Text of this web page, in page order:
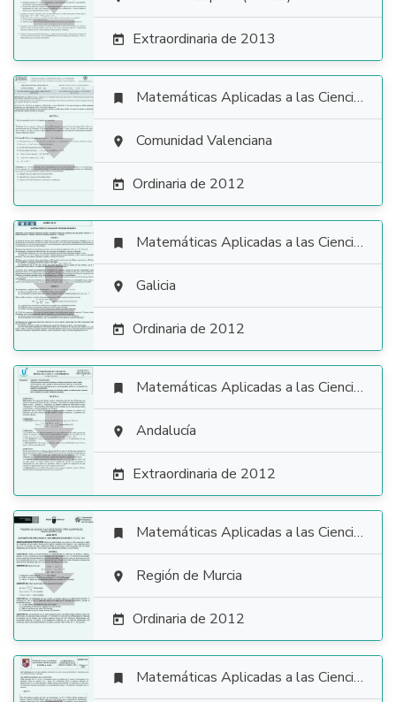
 Extraordinaria de 2013

 Matemáticas Aplicadas a las Ciencias Sociales
 Comunidad Valenciana
 Ordinaria de 2012

 Matemáticas Aplicadas a las Ciencias Sociales
 Galicia
 Ordinaria de 2012

 Matemáticas Aplicadas a las Ciencias Sociales
 Andalucía
 Extraordinaria de 2012

 Matemáticas Aplicadas a las Ciencias Sociales
 Región de Murcia
 Ordinaria de 2012
 Matemáticas Aplicadas a las Ciencias Sociales